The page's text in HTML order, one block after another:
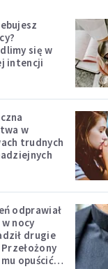
się w
intencji
w
trudnych
odprawiał
nocy
drugie
opuścić